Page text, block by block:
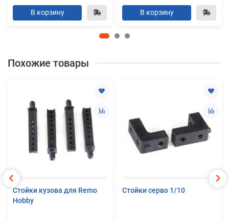
В корзину В корзину
Похожие товары
Стойки кузова для Remo
Hobby
Стойки серво 1/10